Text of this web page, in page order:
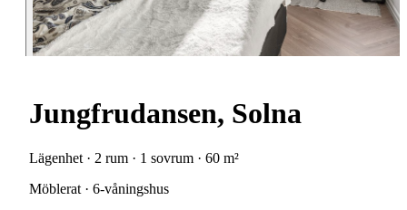
Jungfrudansen, Solna
Lägenhet · 2 rum · 1 sovrum · 60 m²
Möblerat · 6-våningshus